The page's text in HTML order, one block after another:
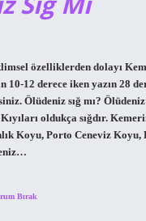
özelliklerden dolayı
10-12 derece iken yazın 28
Ölüdeniz sığ mı?
oldukça sığdır.
Koyu, Porto Ceneviz
Bırak